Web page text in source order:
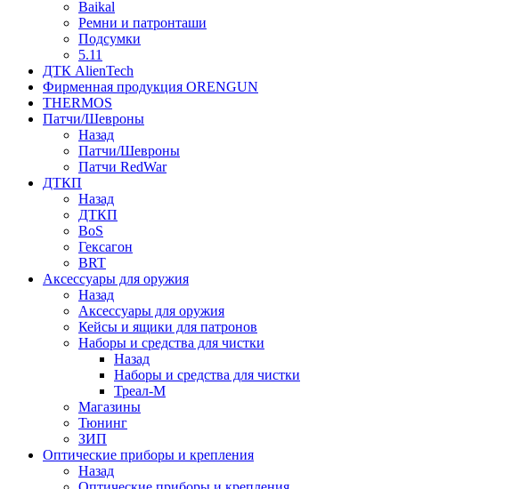
Baikal
Ремни и патронташи
Подсумки
5.11
ДТК AlienTech
Фирменная продукция ORENGUN
THERMOS
Патчи/Шевроны
Назад
Патчи/Шевроны
Патчи RedWar
ДТКП
Назад
ДТКП
BoS
Гексагон
BRT
Аксессуары для оружия
Назад
Аксессуары для оружия
Кейсы и ящики для патронов
Наборы и средства для чистки
Назад
Наборы и средства для чистки
Треал-М
Магазины
Тюнинг
ЗИП
Оптические приборы и крепления
Назад